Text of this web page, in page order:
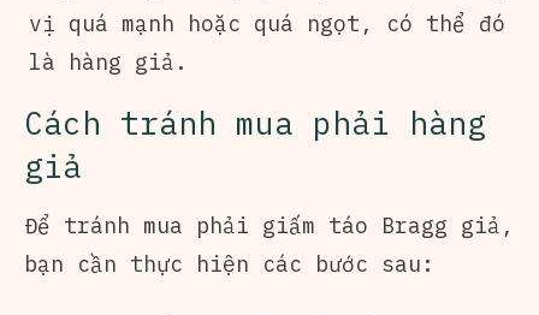
vị quá mạnh hoặc quá ngọt, có thể đó
là hàng giả.
Cách tránh mua phải hàng
giả
Để tránh mua phải giấm táo Bragg giả,
bạn cần thực hiện các bước sau: